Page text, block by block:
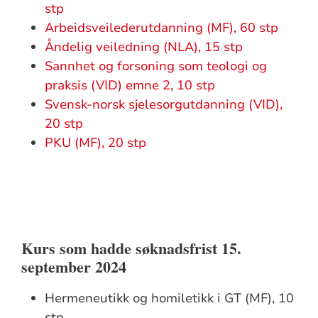
stp
Arbeidsveilederutdanning (MF), 60 stp
Åndelig veiledning (NLA), 15 stp
Sannhet og forsoning som teologi og
praksis (VID) emne 2, 10 stp
Svensk-norsk sjelesorgutdanning (VID),
20 stp
PKU (MF), 20 stp
Kurs som hadde søknadsfrist 15.
september 2024
Hermeneutikk og homiletikk i GT (MF), 10